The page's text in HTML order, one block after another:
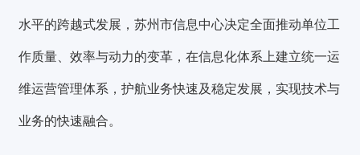
水平的跨越式发展，苏州市信息中心决定全面推动单位工
作质量、效率与动力的变革，在信息化体系上建立统一运
维运营管理体系，护航业务快速及稳定发展，实现技术与
业务的快速融合。